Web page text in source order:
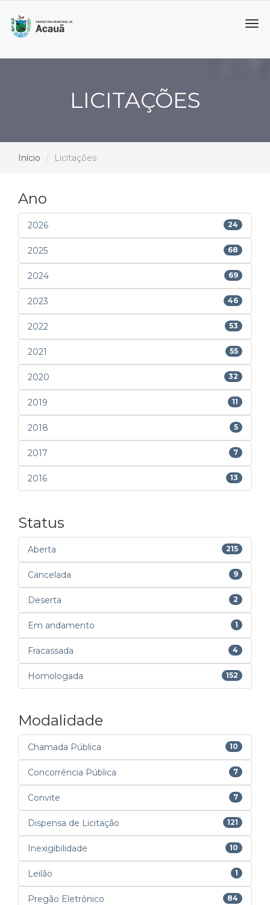
LICITAÇÕES
Início Licitações
Ano
2026 24
2025 68
2024 69
2023 46
2022 53
2021 55
2020 32
2019 11
2018 5
2017 7
2016 13
Status
Aberta 215
Cancelada 9
Deserta 2
Em andamento 1
Fracassada 4
Homologada 152
Modalidade
Chamada Pública 10
Concorrência Pública 7
Convite 7
Dispensa de Licitação 121
Inexigibilidade 10
Leilão 1
Pregão Eletrônico 84